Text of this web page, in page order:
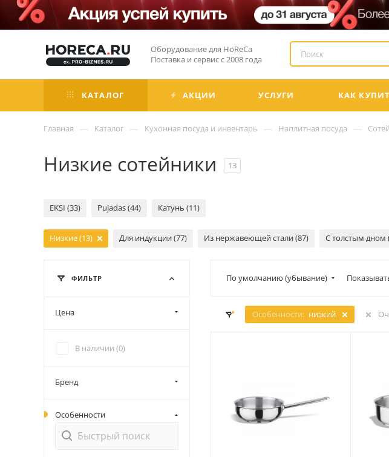
Оборудование для HoReCa
Поставка и сервис с 2008 года
КАТАЛОГ АКЦИИ УСЛУГИ КАК
Главная — Каталог — Кухонная посуда и инвентарь — Наплитная посуда —
Низкие сотейники 13
EKSI (33) Pujadas (44) Катунь (11)
Низкие (13) Для индукции (77) Из нержавеющей стали (87) С толстым дном
По умолчанию (убывание)
Особенности: низкий
ФИЛЬТР
Цена
В наличии (0)
Бренд
Особенности